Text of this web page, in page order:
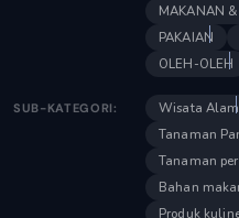
MAKANAN
PAKAIAN
OLEH-OLEH
SUB-KATEGORI: Wisata Alam
Tanaman
Tanaman
Bahan
Produk